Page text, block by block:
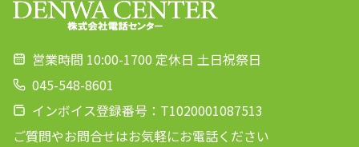
営業時間 10:00-1700 定休日 土日祝祭日
045-548-8601
インボイス登録番号：T1020001087513
ご質問やお問合せはお気軽にお電話ください